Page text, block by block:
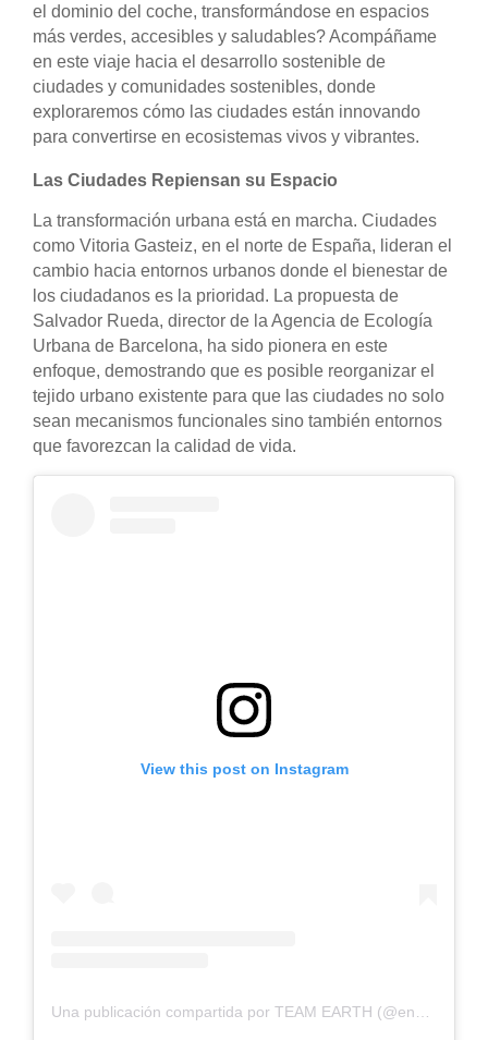
el dominio del coche, transformándose en espacios
más verdes, accesibles y saludables? Acompáñame
en este viaje hacia el desarrollo sostenible de
ciudades y comunidades sostenibles, donde
exploraremos cómo las ciudades están innovando
para convertirse en ecosistemas vivos y vibrantes.
Las Ciudades Repiensan su Espacio
La transformación urbana está en marcha. Ciudades
como Vitoria Gasteiz, en el norte de España, lideran el
cambio hacia entornos urbanos donde el bienestar de
los ciudadanos es la prioridad. La propuesta de
Salvador Rueda, director de la Agencia de Ecología
Urbana de Barcelona, ha sido pionera en este
enfoque, demostrando que es posible reorganizar el
tejido urbano existente para que las ciudades no solo
sean mecanismos funcionales sino también entornos
que favorezcan la calidad de vida.
View this post on Instagram